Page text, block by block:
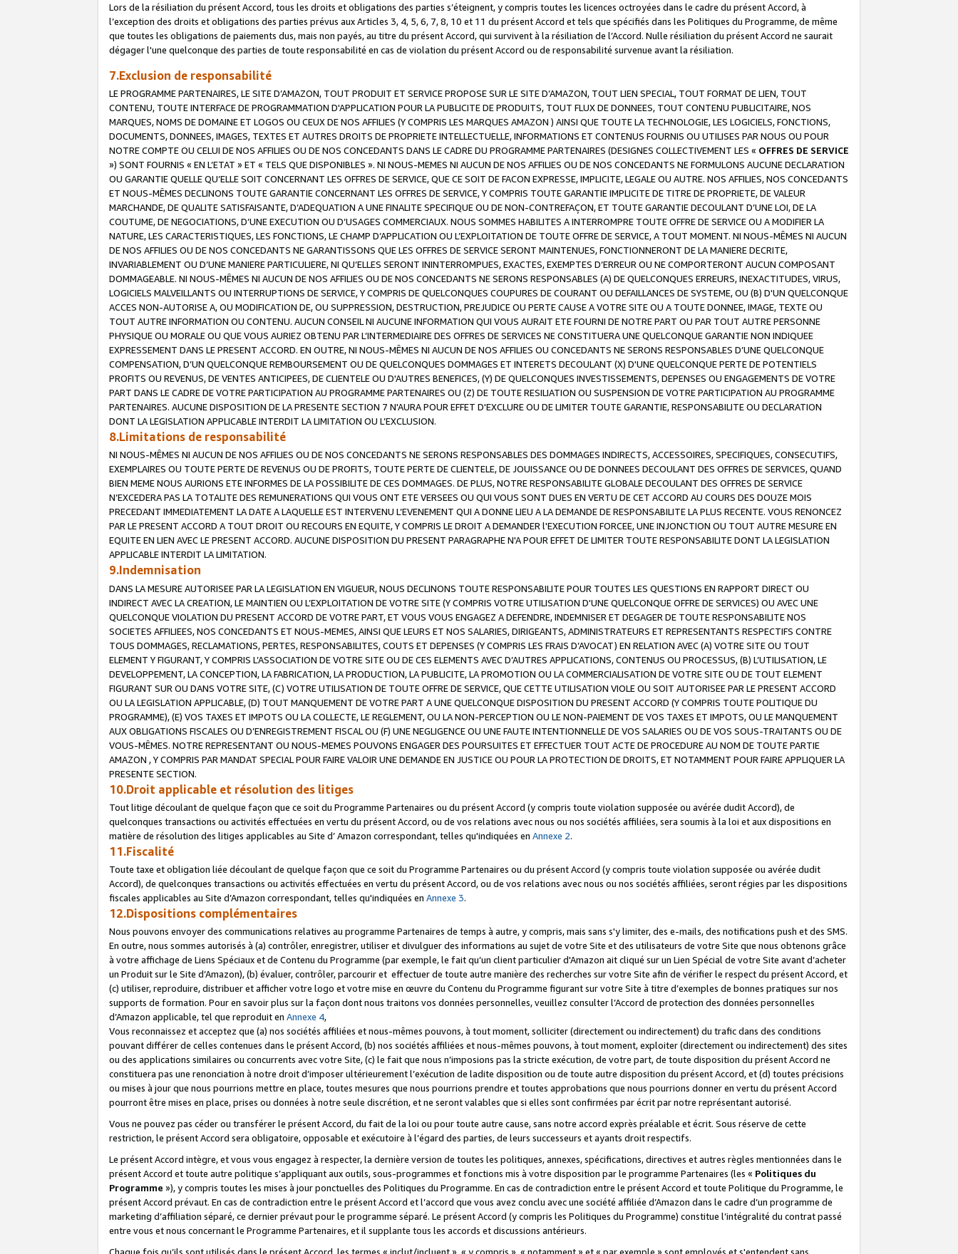
Lors de la résiliation du présent Accord, tous les droits et obligations des parties s’éteignent, y compris toutes les licences octroyées dans le cadre du présent Accord, à
l’exception des droits et obligations des parties prévus aux Articles 3, 4, 5, 6, 7, 8, 10 et 11 du présent Accord et tels que spécifiés dans les Politiques du Programme, de même
que toutes les obligations de paiements dus, mais non payés, au titre du présent Accord, qui survivent à la résiliation de l’Accord. Nulle résiliation du présent Accord ne saurait
dégager l'une quelconque des parties de toute responsabilité en cas de violation du présent Accord ou de responsabilité survenue avant la résiliation.
7.Exclusion de responsabilité
LE PROGRAMME PARTENAIRES, LE SITE D’AMAZON, TOUT PRODUIT ET SERVICE PROPOSE SUR LE SITE D’AMAZON, TOUT LIEN SPECIAL, TOUT FORMAT DE LIEN, TOUT
CONTENU, TOUTE INTERFACE DE PROGRAMMATION D'APPLICATION POUR LA PUBLICITE DE PRODUITS, TOUT FLUX DE DONNEES, TOUT CONTENU PUBLICITAIRE, NOS
MARQUES, NOMS DE DOMAINE ET LOGOS OU CEUX DE NOS AFFILIES (Y COMPRIS LES MARQUES AMAZON ) AINSI QUE TOUTE LA TECHNOLOGIE, LES LOGICIELS, FONCTIONS,
DOCUMENTS, DONNEES, IMAGES, TEXTES ET AUTRES DROITS DE PROPRIETE INTELLECTUELLE, INFORMATIONS ET CONTENUS FOURNIS OU UTILISES PAR NOUS OU POUR
NOTRE COMPTE OU CELUI DE NOS AFFILIES OU DE NOS CONCEDANTS DANS LE CADRE DU PROGRAMME PARTENAIRES (DESIGNES COLLECTIVEMENT LES « OFFRES DE SERVICE
») SONT FOURNIS « EN L’ETAT » ET « TELS QUE DISPONIBLES ». NI NOUS-MEMES NI AUCUN DE NOS AFFILIES OU DE NOS CONCEDANTS NE FORMULONS AUCUNE DECLARATION
OU GARANTIE QUELLE QU’ELLE SOIT CONCERNANT LES OFFRES DE SERVICE, QUE CE SOIT DE FACON EXPRESSE, IMPLICITE, LEGALE OU AUTRE. NOS AFFILIES, NOS CONCEDANTS
ET NOUS-MÊMES DECLINONS TOUTE GARANTIE CONCERNANT LES OFFRES DE SERVICE, Y COMPRIS TOUTE GARANTIE IMPLICITE DE TITRE DE PROPRIETE, DE VALEUR
MARCHANDE, DE QUALITE SATISFAISANTE, D’ADEQUATION A UNE FINALITE SPECIFIQUE OU DE NON-CONTREFAÇON, ET TOUTE GARANTIE DECOULANT D’UNE LOI, DE LA
COUTUME, DE NEGOCIATIONS, D’UNE EXECUTION OU D’USAGES COMMERCIAUX. NOUS SOMMES HABILITES A INTERROMPRE TOUTE OFFRE DE SERVICE OU A MODIFIER LA
NATURE, LES CARACTERISTIQUES, LES FONCTIONS, LE CHAMP D’APPLICATION OU L’EXPLOITATION DE TOUTE OFFRE DE SERVICE, A TOUT MOMENT. NI NOUS-MÊMES NI AUCUN
DE NOS AFFILIES OU DE NOS CONCEDANTS NE GARANTISSONS QUE LES OFFRES DE SERVICE SERONT MAINTENUES, FONCTIONNERONT DE LA MANIERE DECRITE,
INVARIABLEMENT OU D’UNE MANIERE PARTICULIERE, NI QU’ELLES SERONT ININTERROMPUES, EXACTES, EXEMPTES D’ERREUR OU NE COMPORTERONT AUCUN COMPOSANT
DOMMAGEABLE. NI NOUS-MÊMES NI AUCUN DE NOS AFFILIES OU DE NOS CONCEDANTS NE SERONS RESPONSABLES (A) DE QUELCONQUES ERREURS, INEXACTITUDES, VIRUS,
LOGICIELS MALVEILLANTS OU INTERRUPTIONS DE SERVICE, Y COMPRIS DE QUELCONQUES COUPURES DE COURANT OU DEFAILLANCES DE SYSTEME, OU (B) D'UN QUELCONQUE
ACCES NON-AUTORISE A, OU MODIFICATION DE, OU SUPPRESSION, DESTRUCTION, PREJUDICE OU PERTE CAUSE A VOTRE SITE OU A TOUTE DONNEE, IMAGE, TEXTE OU
TOUT AUTRE INFORMATION OU CONTENU. AUCUN CONSEIL NI AUCUNE INFORMATION QUI VOUS AURAIT ETE FOURNI DE NOTRE PART OU PAR TOUT AUTRE PERSONNE
PHYSIQUE OU MORALE OU QUE VOUS AURIEZ OBTENU PAR L’INTERMEDIAIRE DES OFFRES DE SERVICES NE CONSTITUERA UNE QUELCONQUE GARANTIE NON INDIQUEE
EXPRESSEMENT DANS LE PRESENT ACCORD. EN OUTRE, NI NOUS-MÊMES NI AUCUN DE NOS AFFILIES OU CONCEDANTS NE SERONS RESPONSABLES D’UNE QUELCONQUE
COMPENSATION, D’UN QUELCONQUE REMBOURSEMENT OU DE QUELCONQUES DOMMAGES ET INTERETS DECOULANT (X) D'UNE QUELCONQUE PERTE DE POTENTIELS
PROFITS OU REVENUS, DE VENTES ANTICIPEES, DE CLIENTELE OU D'AUTRES BENEFICES, (Y) DE QUELCONQUES INVESTISSEMENTS, DEPENSES OU ENGAGEMENTS DE VOTRE
PART DANS LE CADRE DE VOTRE PARTICIPATION AU PROGRAMME PARTENAIRES OU (Z) DE TOUTE RESILIATION OU SUSPENSION DE VOTRE PARTICIPATION AU PROGRAMME
PARTENAIRES. AUCUNE DISPOSITION DE LA PRESENTE SECTION 7 N'AURA POUR EFFET D'EXCLURE OU DE LIMITER TOUTE GARANTIE, RESPONSABILITE OU DECLARATION
DONT LA LEGISLATION APPLICABLE INTERDIT LA LIMITATION OU L’EXCLUSION.
8.Limitations de responsabilité
NI NOUS-MÊMES NI AUCUN DE NOS AFFILIES OU DE NOS CONCEDANTS NE SERONS RESPONSABLES DES DOMMAGES INDIRECTS, ACCESSOIRES, SPECIFIQUES, CONSECUTIFS,
EXEMPLAIRES OU TOUTE PERTE DE REVENUS OU DE PROFITS, TOUTE PERTE DE CLIENTELE, DE JOUISSANCE OU DE DONNEES DECOULANT DES OFFRES DE SERVICES, QUAND
BIEN MEME NOUS AURIONS ETE INFORMES DE LA POSSIBILITE DE CES DOMMAGES. DE PLUS, NOTRE RESPONSABILITE GLOBALE DECOULANT DES OFFRES DE SERVICE
N’EXCEDERA PAS LA TOTALITE DES REMUNERATIONS QUI VOUS ONT ETE VERSEES OU QUI VOUS SONT DUES EN VERTU DE CET ACCORD AU COURS DES DOUZE MOIS
PRECEDANT IMMEDIATEMENT LA DATE A LAQUELLE EST INTERVENU L’EVENEMENT QUI A DONNE LIEU A LA DEMANDE DE RESPONSABILITE LA PLUS RECENTE. VOUS RENONCEZ
PAR LE PRESENT ACCORD A TOUT DROIT OU RECOURS EN EQUITE, Y COMPRIS LE DROIT A DEMANDER l'EXECUTION FORCEE, UNE INJONCTION OU TOUT AUTRE MESURE EN
EQUITE EN LIEN AVEC LE PRESENT ACCORD. AUCUNE DISPOSITION DU PRESENT PARAGRAPHE N'A POUR EFFET DE LIMITER TOUTE RESPONSABILITE DONT LA LEGISLATION
APPLICABLE INTERDIT LA LIMITATION.
9.Indemnisation
DANS LA MESURE AUTORISEE PAR LA LEGISLATION EN VIGUEUR, NOUS DECLINONS TOUTE RESPONSABILITE POUR TOUTES LES QUESTIONS EN RAPPORT DIRECT OU
INDIRECT AVEC LA CREATION, LE MAINTIEN OU L’EXPLOITATION DE VOTRE SITE (Y COMPRIS VOTRE UTILISATION D'UNE QUELCONQUE OFFRE DE SERVICES) OU AVEC UNE
QUELCONQUE VIOLATION DU PRESENT ACCORD DE VOTRE PART, ET VOUS VOUS ENGAGEZ A DEFENDRE, INDEMNISER ET DEGAGER DE TOUTE RESPONSABILITE NOS
SOCIETES AFFILIEES, NOS CONCEDANTS ET NOUS-MEMES, AINSI QUE LEURS ET NOS SALARIES, DIRIGEANTS, ADMINISTRATEURS ET REPRESENTANTS RESPECTIFS CONTRE
TOUS DOMMAGES, RECLAMATIONS, PERTES, RESPONSABILITES, COUTS ET DEPENSES (Y COMPRIS LES FRAIS D’AVOCAT) EN RELATION AVEC (A) VOTRE SITE OU TOUT
ELEMENT Y FIGURANT, Y COMPRIS L’ASSOCIATION DE VOTRE SITE OU DE CES ELEMENTS AVEC D’AUTRES APPLICATIONS, CONTENUS OU PROCESSUS, (B) L’UTILISATION, LE
DEVELOPPEMENT, LA CONCEPTION, LA FABRICATION, LA PRODUCTION, LA PUBLICITE, LA PROMOTION OU LA COMMERCIALISATION DE VOTRE SITE OU DE TOUT ELEMENT
FIGURANT SUR OU DANS VOTRE SITE, (C) VOTRE UTILISATION DE TOUTE OFFRE DE SERVICE, QUE CETTE UTILISATION VIOLE OU SOIT AUTORISEE PAR LE PRESENT ACCORD
OU LA LEGISLATION APPLICABLE, (D) TOUT MANQUEMENT DE VOTRE PART A UNE QUELCONQUE DISPOSITION DU PRESENT ACCORD (Y COMPRIS TOUTE POLITIQUE DU
PROGRAMME), (E) VOS TAXES ET IMPOTS OU LA COLLECTE, LE REGLEMENT, OU LA NON-PERCEPTION OU LE NON-PAIEMENT DE VOS TAXES ET IMPOTS, OU LE MANQUEMENT
AUX OBLIGATIONS FISCALES OU D’ENREGISTREMENT FISCAL OU (F) UNE NEGLIGENCE OU UNE FAUTE INTENTIONNELLE DE VOS SALARIES OU DE VOS SOUS-TRAITANTS OU DE
VOUS-MÊMES. NOTRE REPRESENTANT OU NOUS-MEMES POUVONS ENGAGER DES POURSUITES ET EFFECTUER TOUT ACTE DE PROCEDURE AU NOM DE TOUTE PARTIE
AMAZON , Y COMPRIS PAR MANDAT SPECIAL POUR FAIRE VALOIR UNE DEMANDE EN JUSTICE OU POUR LA PROTECTION DE DROITS, ET NOTAMMENT POUR FAIRE APPLIQUER LA
PRESENTE SECTION.
10.Droit applicable et résolution des litiges
Tout litige découlant de quelque façon que ce soit du Programme Partenaires ou du présent Accord (y compris toute violation supposée ou avérée dudit Accord), de
quelconques transactions ou activités effectuées en vertu du présent Accord, ou de vos relations avec nous ou nos sociétés affiliées, sera soumis à la loi et aux dispositions en
matière de résolution des litiges applicables au Site d’ Amazon correspondant, telles qu'indiquées en Annexe 2.
11.Fiscalité
Toute taxe et obligation liée découlant de quelque façon que ce soit du Programme Partenaires ou du présent Accord (y compris toute violation supposée ou avérée dudit
Accord), de quelconques transactions ou activités effectuées en vertu du présent Accord, ou de vos relations avec nous ou nos sociétés affiliées, seront régies par les dispositions
fiscales applicables au Site d’Amazon correspondant, telles qu'indiquées en Annexe 3.
12.Dispositions complémentaires
Nous pouvons envoyer des communications relatives au programme Partenaires de temps à autre, y compris, mais sans s'y limiter, des e-mails, des notifications push et des SMS.
En outre, nous sommes autorisés à (a) contrôler, enregistrer, utiliser et divulguer des informations au sujet de votre Site et des utilisateurs de votre Site que nous obtenons grâce
à votre affichage de Liens Spéciaux et de Contenu du Programme (par exemple, le fait qu’un client particulier d'Amazon ait cliqué sur un Lien Spécial de votre Site avant d’acheter
un Produit sur le Site d’Amazon), (b) évaluer, contrôler, parcourir et effectuer de toute autre manière des recherches sur votre Site afin de vérifier le respect du présent Accord, et
(c) utiliser, reproduire, distribuer et afficher votre logo et votre mise en œuvre du Contenu du Programme figurant sur votre Site à titre d’exemples de bonnes pratiques sur nos
supports de formation. Pour en savoir plus sur la façon dont nous traitons vos données personnelles, veuillez consulter l’Accord de protection des données personnelles
d’Amazon applicable, tel que reproduit en Annexe 4,
Vous reconnaissez et acceptez que (a) nos sociétés affiliées et nous-mêmes pouvons, à tout moment, solliciter (directement ou indirectement) du trafic dans des conditions
pouvant différer de celles contenues dans le présent Accord, (b) nos sociétés affiliées et nous-mêmes pouvons, à tout moment, exploiter (directement ou indirectement) des sites
ou des applications similaires ou concurrents avec votre Site, (c) le fait que nous n’imposions pas la stricte exécution, de votre part, de toute disposition du présent Accord ne
constituera pas une renonciation à notre droit d’imposer ultérieurement l’exécution de ladite disposition ou de toute autre disposition du présent Accord, et (d) toutes précisions
ou mises à jour que nous pourrions mettre en place, toutes mesures que nous pourrions prendre et toutes approbations que nous pourrions donner en vertu du présent Accord
pourront être mises en place, prises ou données à notre seule discrétion, et ne seront valables que si elles sont confirmées par écrit par notre représentant autorisé.
Vous ne pouvez pas céder ou transférer le présent Accord, du fait de la loi ou pour toute autre cause, sans notre accord exprès préalable et écrit. Sous réserve de cette
restriction, le présent Accord sera obligatoire, opposable et exécutoire à l’égard des parties, de leurs successeurs et ayants droit respectifs.
Le présent Accord intègre, et vous vous engagez à respecter, la dernière version de toutes les politiques, annexes, spécifications, directives et autres règles mentionnées dans le
présent Accord et toute autre politique s’appliquant aux outils, sous-programmes et fonctions mis à votre disposition par le programme Partenaires (les « Politiques du
Programme »), y compris toutes les mises à jour ponctuelles des Politiques du Programme. En cas de contradiction entre le présent Accord et toute Politique du Programme, le
présent Accord prévaut. En cas de contradiction entre le présent Accord et l’accord que vous avez conclu avec une société affiliée d’Amazon dans le cadre d’un programme de
marketing d’affiliation séparé, ce dernier prévaut pour le programme séparé. Le présent Accord (y compris les Politiques du Programme) constitue l’intégralité du contrat passé
entre vous et nous concernant le Programme Partenaires, et il supplante tous les accords et discussions antérieurs.